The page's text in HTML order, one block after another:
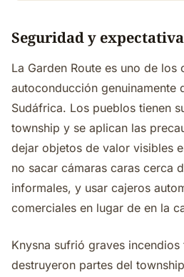
Seguridad y
La Garden Route es uno de los
autoconducción genuinamente
Sudáfrica. Los pueblos tienen
township y se aplican las
dejar objetos de valor visibles
no sacar cámaras caras cerca
informales, y usar cajeros
comerciales en lugar de en la
Knysna sufrió graves
destruyeron partes del